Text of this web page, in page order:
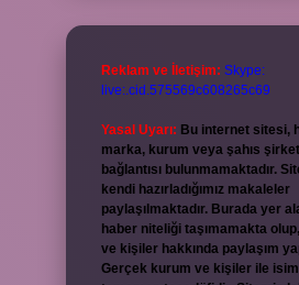
Reklam ve İletişim: Skype:
live:.cid.575569c608265c69
Yasal Uyarı: Bu internet sitesi,
marka, kurum veya şahıs
bağlantısı bulunmamaktadır.
kendi hazırladığımız makaleler
paylaşılmaktadır. Burada yer
haber niteliği taşımamakta
ve kişiler hakkında paylaşım
Gerçek kurum ve kişiler ile